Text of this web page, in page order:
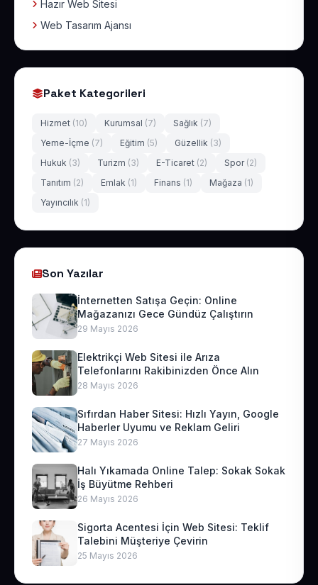
Hazır Web Sitesi
Web Tasarım Ajansı
Paket Kategorileri
Hizmet (10) Kurumsal (7) Sağlık (7)
Yeme-İçme (7) Eğitim (5) Güzellik (3)
Hukuk (3) Turizm (3) E-Ticaret (2) Spor (2)
Tanıtım (2) Emlak (1) Finans (1) Mağaza (1)
Yayıncılık (1)
Son Yazılar
İnternetten Satışa Geçin: Online
Mağazanızı Gece Gündüz Çalıştırın
29 Mayıs 2026
Elektrikçi Web Sitesi ile Arıza
Telefonlarını Rakibinizden Önce Alın
28 Mayıs 2026
Sıfırdan Haber Sitesi: Hızlı Yayın, Google
Haberler Uyumu ve Reklam Geliri
27 Mayıs 2026
Halı Yıkamada Online Talep: Sokak Sokak
İş Büyütme Rehberi
26 Mayıs 2026
Sigorta Acentesi İçin Web Sitesi: Teklif
Talebini Müşteriye Çevirin
25 Mayıs 2026